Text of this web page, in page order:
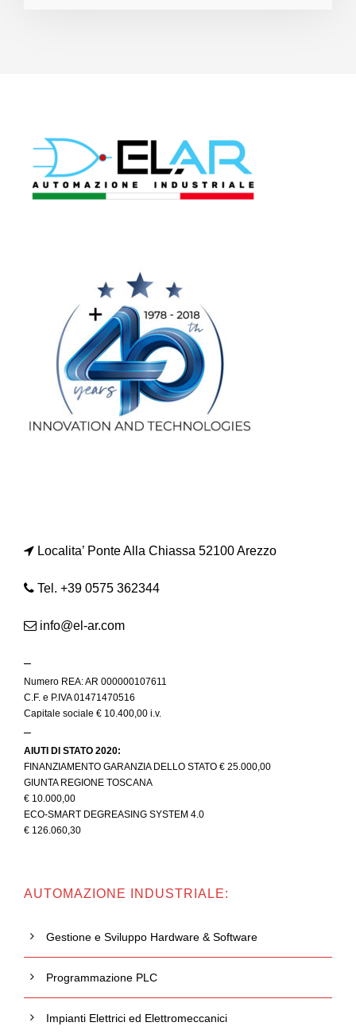
Localita’ Ponte Alla Chiassa 52100 Arezzo
Tel. +39 0575 362344
info@el-ar.com
–
Numero REA: AR 000000107611
C.F. e P.IVA 01471470516
Capitale sociale € 10.400,00 i.v.
–
AIUTI DI STATO 2020:
FINANZIAMENTO GARANZIA DELLO STATO € 25.000,00
GIUNTA REGIONE TOSCANA
€ 10.000,00
ECO-SMART DEGREASING SYSTEM 4.0
€ 126.060,30
AUTOMAZIONE INDUSTRIALE:
Gestione e Sviluppo Hardware & Software
Programmazione PLC
Impianti Elettrici ed Elettromeccanici